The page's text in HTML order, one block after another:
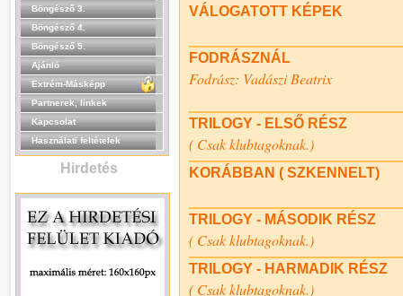
Böngésző 3.
Böngésző 4.
Böngésző 5.
Ajánló
Extrém-Másképp
Partnerek, linkek
Kapcsolat
Használati feltételek
Hirdetés
VÁLOGATOTT KÉPEK
FODRÁSZNÁL
Fodrász: Vadászi Beatrix
TRILOGY - ELSŐ RÉSZ
( Csak klubtagoknak.)
KORÁBBAN ( SZKENNELT)
TRILOGY - MÁSODIK RÉSZ
( Csak klubtagoknak.)
TRILOGY - HARMADIK RÉSZ
( Csak klubtagoknak.)